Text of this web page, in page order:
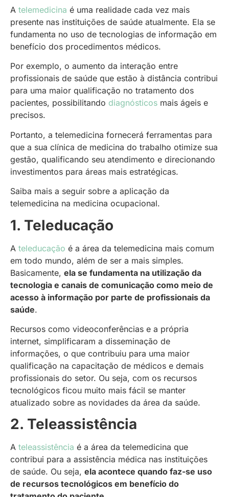
A telemedicina é uma realidade cada vez mais
presente nas instituições de saúde atualmente. Ela se
fundamenta no uso de tecnologias de informação em
benefício dos procedimentos médicos.
Por exemplo, o aumento da interação entre
profissionais de saúde que estão à distância contribui
para uma maior qualificação no tratamento dos
pacientes, possibilitando diagnósticos mais ágeis e
precisos.
Portanto, a telemedicina fornecerá ferramentas para
que a sua clínica de medicina do trabalho otimize sua
gestão, qualificando seu atendimento e direcionando
investimentos para áreas mais estratégicas.
Saiba mais a seguir sobre a aplicação da
telemedicina na medicina ocupacional.
1. Teleducação
A teleducação é a área da telemedicina mais comum
em todo mundo, além de ser a mais simples.
Basicamente, ela se fundamenta na utilização da
tecnologia e canais de comunicação como meio de
acesso à informação por parte de profissionais da
saúde.
Recursos como videoconferências e a própria
internet, simplificaram a disseminação de
informações, o que contribuiu para uma maior
qualificação na capacitação de médicos e demais
profissionais do setor. Ou seja, com os recursos
tecnológicos ficou muito mais fácil se manter
atualizado sobre as novidades da área da saúde.
2. Teleassistência
A teleassistência é a área da telemedicina que
contribui para a assistência médica nas instituições
de saúde. Ou seja, ela acontece quando faz-se uso
de recursos tecnológicos em benefício do